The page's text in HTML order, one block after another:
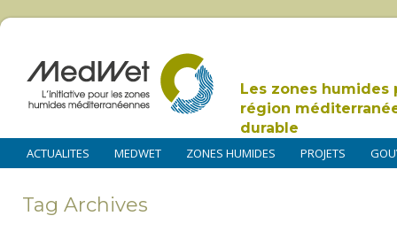
Les zones humides
région
durable
ACTUALITES MEDWET ZONES HUMIDES PROJETS
Tag Archives